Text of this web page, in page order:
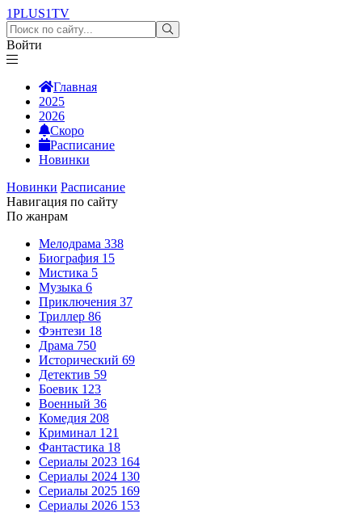
1PLUS1TV
Войти
Главная
2025
2026
Скоро
Расписание
Новинки
Новинки Расписание
Навигация по сайту
По жанрам
Мелодрама 338
Биография 15
Мистика 5
Музыка 6
Приключения 37
Триллер 86
Фэнтези 18
Драма 750
Исторический 69
Детектив 59
Боевик 123
Военный 36
Комедия 208
Криминал 121
Фантастика 18
Сериалы 2023 164
Сериалы 2024 130
Сериалы 2025 169
Сериалы 2026 153